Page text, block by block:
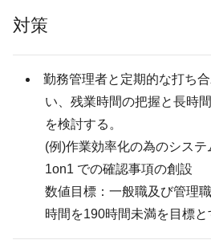
対策
勤務管理者と定期的な打ち
い、残業時間の把握と長時
を検討する。
(例)作業効率化の為のシス
1on1 での確認事項の創設
数値目標：一般職及び管理
時間を190時間未満を目標と